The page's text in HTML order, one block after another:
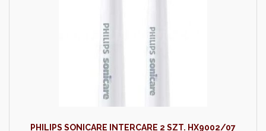
PHILIPS SONICARE INTERCARE 2 SZT. HX9002/07